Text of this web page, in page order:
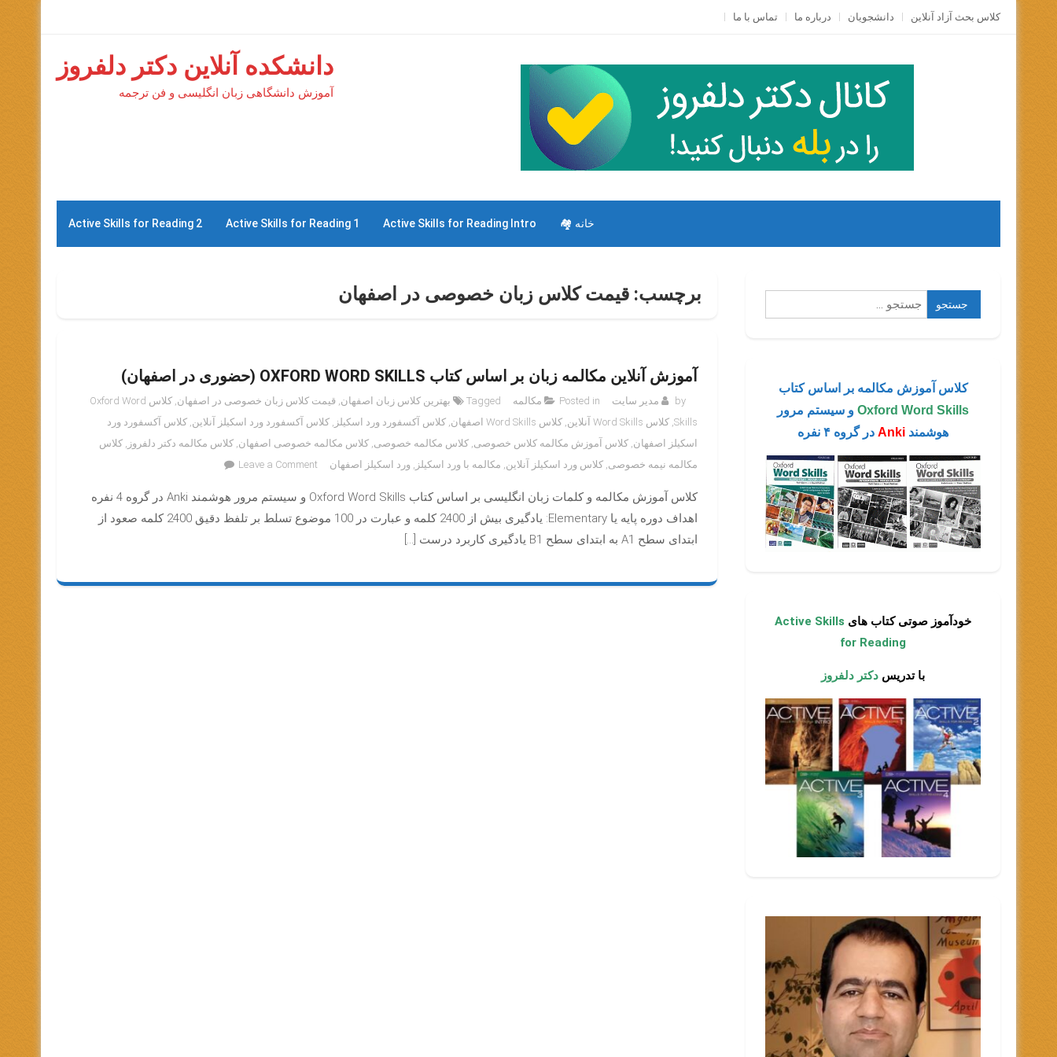
Skip
کلاس بحث آزاد آنلاين دانشجویان درباره ما تماس با ما
دانشکده آنلاین دکتر دلفروز
آموزش دانشگاهی زبان انگلیسی و فن ترجمه
خانه 🏘 Active Skills for Reading Intro
Active Skills for Reading 1
Active Skills for Reading 2
برچسب: قیمت کلاس زبان خصوصی در اصفهان
آموزش آنلاین مکالمه زبان بر اساس کتاب OXFORD WORD SKILLS (حضوری در اصفهان)
by مدیر سایت Posted in مکالمه Tagged بهترین کلاس زبان اصفهان, قیمت کلاس زبان خصوصی در اصفهان,
کلاس Oxford Word
Skills
, کلاس Word Skills آنلاین , کلاس Word Skills اصفهان , کلاس آکسفورد ورد اسکیلز , کلاس آکسفورد ورد اسکیلز آنلاین, کلاس آکسفورد ورد
اسکیلز اصفهان, کلاس آموزش مکالمه کلاس خصوصی, کلاس مکالمه خصوصی, کلاس مکالمه خصوصی اصفهان, کلاس مکالمه دکتر دلفروز , کلاس
مکالمه نیمه خصوصی, کلاس ورد اسکیلز آنلاین, مکالمه با ورد اسکیلز , ورد اسکیلز اصفهان Leave a Comment
on
آنلاین
مکالمه
کتاب
کلاس آموزش مکالمه و کلمات زبان انگلیسی بر اساس کتاب Oxford Word Skills و سیستم مرور هوشمند Anki در گروه 4 نفره
اهداف دوره پایه یا Elementary: یادگیری بیش از 2400 کلمه و عبارت در 100 موضوع تسلط بر تلفظ دقیق 2400 کلمه صعود از
ابتدای سطح A1 به ابتدای سطح B1 یادگیری کاربرد درست […]
جستجو
برای:
کلاس آموزش مکالمه بر اساس کتاب
Oxford Word Skills و سیستم مرور
هوشمند Anki در گروه ۴ نفره
خودآموز صوتی کتاب های Active Skills
for Reading
با تدریس دکتر دلفروز